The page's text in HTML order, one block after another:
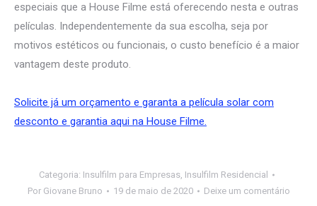
especiais que a House Filme está oferecendo nesta e outras
películas. Independentemente da sua escolha, seja por
motivos estéticos ou funcionais, o custo benefício é a maior
vantagem deste produto.
Solicite já um orçamento e garanta a película solar com
desconto e garantia aqui na House Filme.
Categoria: Insulfilm para Empresas, Insulfilm Residencial
Por Giovane Bruno 19 de maio de 2020 Deixe um comentário